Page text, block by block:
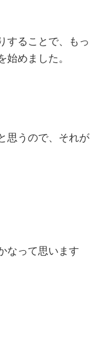
することで、もっ
めました。
思うので、それが
なって思います